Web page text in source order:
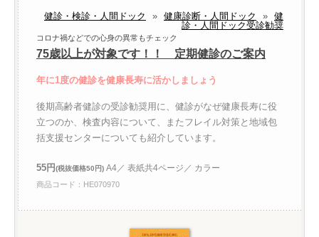
健診・検診・人間ドック » 健康診断・人間ドック » 健
診・人間ドック受診勧奨
コロナ禍などでの心身の異常もチェック
75歳以上が対象です！！ 定期健診のご案内
年に1度の健診を健康長寿に活かしましょう
後期高齢者健診の受診勧奨用に、健診がなぜ健康長寿に役
立つのか、検査内容について、またフレイル対策と地域包
括支援センターについても紹介しています。
55円(税抜価格50円) A4／ 表紙共4ページ／ カラー
商品コード：HE070970